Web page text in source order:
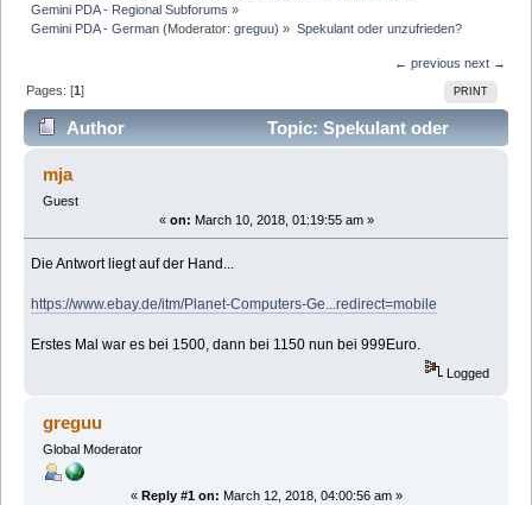
Gemini PDA - Regional Subforums »
Gemini PDA - German (Moderator:greguu) » Spekulant oder unzufrieden?
← previous next →
PRINT
Pages: [1]
Author
Topic: Spekulant oder
unzufrieden? (Read 13700 times)
mja
Guest
« on: March 10, 2018, 01:19:55 am »
Die Antwort liegt auf der Hand...
https://www.ebay.de/itm/Planet-Computers-Ge...redirect=mobile
Erstes Mal war es bei 1500, dann bei 1150 nun bei 999Euro.
Logged
greguu
Global Moderator
« Reply #1 on: March 12, 2018, 04:00:56 am »